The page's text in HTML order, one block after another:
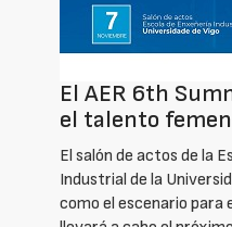
El AER 6th
el talento
El salón de actos de la
Industrial de la
como el escenario para